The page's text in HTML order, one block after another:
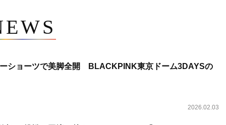
ショーツで美脚全開 BLACKPINK東京ドーム3DAYSの
2026.02.03